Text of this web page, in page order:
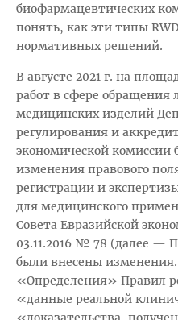
биофармацевтических
понять, как эти типы
нормативных решений.
В августе 2021 г. на
работ в сфере обращения
медицинских изделий
регулирования и
экономической
изменения правового
регистрации и
для медицинского
Совета Евразийской
03.11.2016 № 78 (далее —
были внесены
«Определения» Правил
«данные реальной